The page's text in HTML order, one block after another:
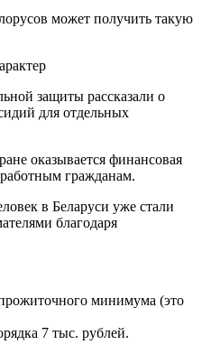
защиты рассказали о
для отдельных
оказывается финансовая
гражданам.
в Беларуси уже стали
благодаря
минимума (это
7 тыс. рублей.